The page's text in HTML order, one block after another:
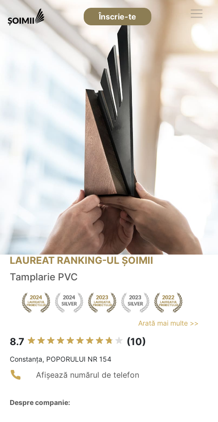
Înscrie-te
LAUREAT RANKING-UL ȘOIMII
Tamplarie PVC
Arată mai multe >>
8.7 (10)
Constanţa, POPORULUI NR 154
Afișează numărul de telefon
Despre companie: